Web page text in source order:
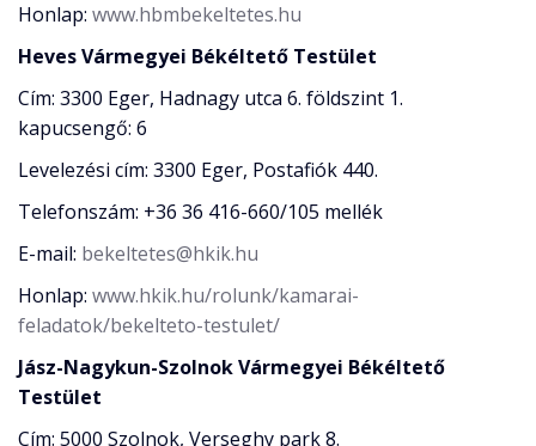
Honlap: www.hbmbekeltetes.hu
Heves Vármegyei Békéltető Testület
Cím: 3300 Eger, Hadnagy utca 6. földszint 1.
kapucsengő: 6
Levelezési cím: 3300 Eger, Postafiók 440.
Telefonszám: +36 36 416-660/105 mellék
E-mail: bekeltetes@hkik.hu
Honlap: www.hkik.hu/rolunk/kamarai-
feladatok/bekelteto-testulet/
Jász-Nagykun-Szolnok Vármegyei Békéltető
Testület
Cím: 5000 Szolnok, Verseghy park 8.